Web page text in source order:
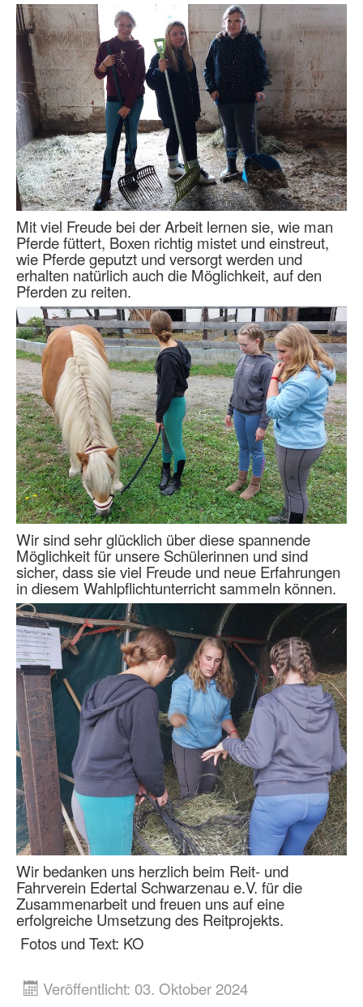
Mit viel Freude bei der Arbeit lernen sie, wie man
Pferde füttert, Boxen richtig mistet und einstreut,
wie Pferde geputzt und versorgt werden und
erhalten natürlich auch die Möglichkeit, auf den
Pferden zu reiten.
Wir sind sehr glücklich über diese spannende
Möglichkeit für unsere Schülerinnen und sind
sicher, dass sie viel Freude und neue Erfahrungen
in diesem Wahlpflichtunterricht sammeln können.
Wir bedanken uns herzlich beim Reit- und
Fahrverein Edertal Schwarzenau e.V. für die
Zusammenarbeit und freuen uns auf eine
erfolgreiche Umsetzung des Reitprojekts.
Fotos und Text: KO
Veröffentlicht: 03. Oktober 2024